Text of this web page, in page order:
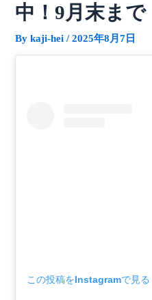
中！9月末まで
Bykaji-hei/2025年8月7日
この投稿をInstagramで見る